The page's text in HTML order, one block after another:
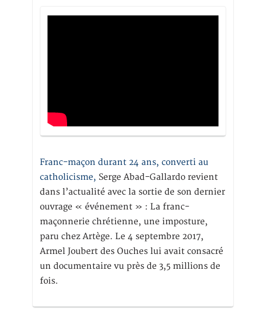
Franc-maçon durant 24 ans, converti au
catholicisme, Serge Abad-Gallardo revient
dans l’actualité avec la sortie de son dernier
ouvrage « événement » : La franc-
maçonnerie chrétienne, une imposture,
paru chez Artège. Le 4 septembre 2017,
Armel Joubert des Ouches lui avait consacré
un documentaire vu près de 3,5 millions de
fois.